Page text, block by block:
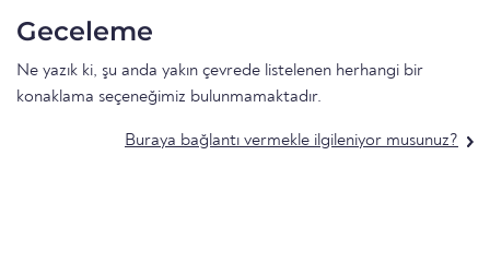
Geceleme
Ne yazık ki, şu anda yakın çevrede listelenen herhangi bir
konaklama seçeneğimiz bulunmamaktadır.
Buraya bağlantı vermekle ilgileniyor musunuz?